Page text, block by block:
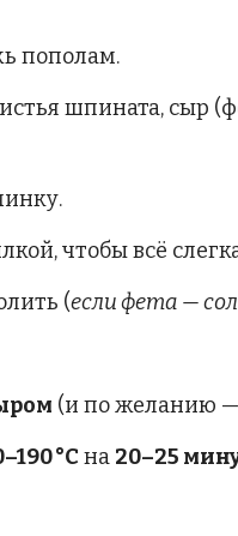
пополам.
шпината, сыр
чтобы всё
(если фета —
(и по желанию —
°C на 20–25